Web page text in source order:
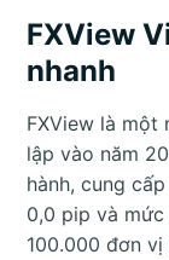
FXView
nhanh
FXView là một
lập vào năm
hành, cung
0,0 pip và
100.000 đơn